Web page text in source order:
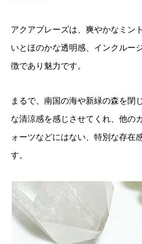
アクアプレーズは、爽やかなミン
いとほのかな透明感、インクルー
徴であり魅力です。
まるで、南国の海や新緑の森を閉
な清涼感を感じさせてくれ、他の
ォーツなどにはない、特別な存在
す。